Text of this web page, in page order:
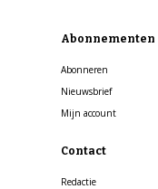
Abonnementen
Abonneren
Nieuwsbrief
Mijn account
Contact
Redactie